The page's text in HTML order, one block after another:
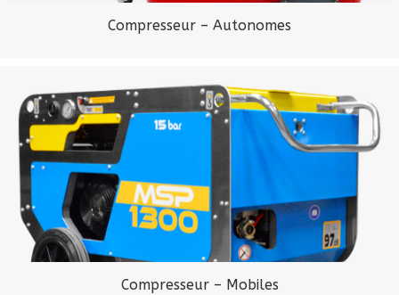
Compresseur – Autonomes
Compresseur – Mobiles